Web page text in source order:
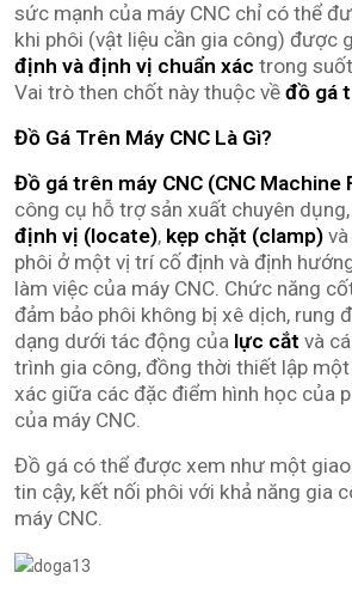
sức mạnh của máy CNC chỉ có thể
khi phôi (vật liệu cần gia công) được
định và định vị chuẩn xác trong
Vai trò then chốt này thuộc về đồ gá
Đồ Gá Trên Máy CNC Là Gì?
Đồ gá trên máy CNC (CNC Machine
công cụ hỗ trợ sản xuất chuyên
định vị (locate), kẹp chặt (clamp) và
phôi ở một vị trí cố định và định
làm việc của máy CNC. Chức năng
đảm bảo phôi không bị xê dịch, rung
dạng dưới tác động của lực cắt và
trình gia công, đồng thời thiết lập
xác giữa các đặc điểm hình học của
của máy CNC.
Đồ gá có thể được xem như một
tin cậy, kết nối phôi với khả năng gia
máy CNC.